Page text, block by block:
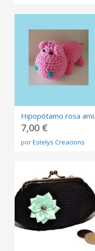
7,00 €
porEstelys Creacions